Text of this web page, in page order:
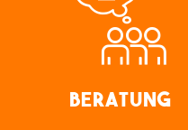
Beratung